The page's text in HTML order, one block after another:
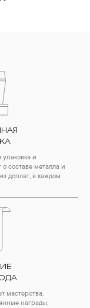
и
составе металла и
доплат, в каждом
мастерства,
награды,